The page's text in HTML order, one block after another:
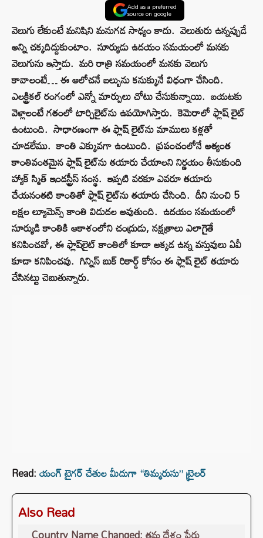
Add as a preferred
source on google
వెలుగు లేకుంటే మ‌నిషిని మ‌నుగ‌డ సాధ్యం కాదు. వెలుతురు ఉన్న‌ప్పుడే
అన్ని చ‌క్క‌దిద్దుకుంటాం. సూర్యుడు ఉద‌యం స‌మ‌యంలో మ‌న‌కు
వెలుగును ఇస్తాడు. మ‌రి రాత్రి స‌మ‌యంలో మ‌న‌కు వెలుగు
కావాలంటే… ఈ ఆలోచ‌నే బ‌ల్బును క‌నుక్కునే విధంగా చేసింది.
ఎల‌క్ట్రిక‌ల్ రంగంలో ఎన్నో మార్పులు చోటు చేసుకున్నాయి. బ‌య‌ట‌కు
వెళ్లాలంటే గ‌తంలో టార్చిలైట్‌ను ఉప‌యోగిస్తారు. కెమెరాలో ఫ్లాష్ లైట్
ఉంటుంది. సాధార‌ణంగా ఈ ఫ్లాష్ లైట్‌ను మాములు క‌ళ్ల‌తో
చూడ‌లేము. కాంతి ఎక్కువ‌గా ఉంటుంది. ప్ర‌పంచంలోనే అత్యంత
కాంతివంత‌మైన ఫ్లాష్ లైట్‌ను త‌యారు చేయాల‌ని నిర్ణ‌యం తీసుకుంది
హ్యాక్ స్మిత్ ఇండ‌స్ట్రీస్ సంస్థ‌. ఇప్ప‌టి వ‌ర‌కూ ఎవ‌రూ త‌యారు
చేయ‌నంత‌టి కాంతితో ఫ్లాష్ లైట్‌ను త‌యారు చేసింది. దీని నుంచి 5
లక్ష‌ల ల్యూమెన్స్ కాంతి విడుద‌ల అవుతుంది. ఉద‌యం స‌మ‌యంలో
సూర్యుడి కాంతికి ఆకాశంలోని చంద్రుడు, న‌క్ష‌త్రాలు ఎలాగైతే
క‌నిపించ‌వో, ఈ ఫ్లాష్‌లైట్ కాంతిలో కూడా అక్క‌డ ఉన్న వ‌స్తువులు ఏవీ
కూడా క‌నిపించ‌వు. గిన్నిస్ బుక్ రికార్డ్ కోసం ఈ ఫ్లాష్ లైట్ త‌యారు
చేసిన‌ట్టు చెబుతున్నారు.
Read:యంగ్ టైగర్ చేతుల మీదుగా “తిమ్మరుసు” ట్రైలర్
Also Read